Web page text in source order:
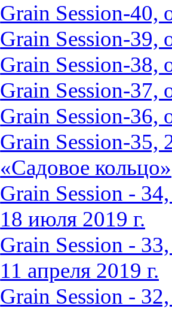
Grain Session-40,
Grain Session-39,
Grain Session-38,
Grain Session-37,
Grain Session-36,
Grain Session-35,
«Садовое кольцо»
Grain Session -
18 июля 2019 г.
Grain Session -
11 апреля 2019 г.
Grain Session -